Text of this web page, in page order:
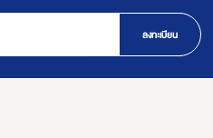
ลงทะเบียน